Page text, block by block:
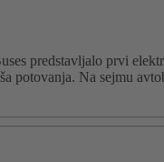
predstavljalo prvi
potovanja. Na sejmu